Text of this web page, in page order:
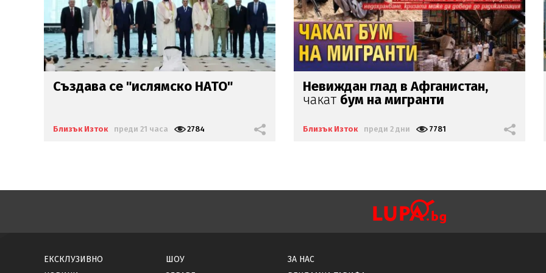
Невиждан глад в Афганистан,
Близък Изток преди 2 дни 7781
$55 милионае загубил
израелскиятавиопревозвач
заради войната
Близък Изток преди 2 дни 1284
ЕКСКЛУЗИВНО
ШОУ
ЗА НАС